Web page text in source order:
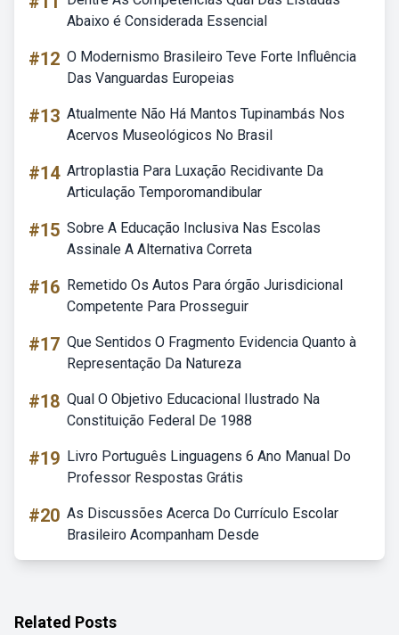
Abaixo é Considerada Essencial
#12 O Modernismo Brasileiro Teve Forte Influência
Das Vanguardas Europeias
#13 Atualmente Não Há Mantos Tupinambás Nos
Acervos Museológicos No Brasil
#14 Artroplastia Para Luxação Recidivante Da
Articulação Temporomandibular
#15 Sobre A Educação Inclusiva Nas Escolas
Assinale A Alternativa Correta
#16 Remetido Os Autos Para órgão Jurisdicional
Competente Para Prosseguir
#17 Que Sentidos O Fragmento Evidencia Quanto à
Representação Da Natureza
#18 Qual O Objetivo Educacional Ilustrado Na
Constituição Federal De 1988
#19 Livro Português Linguagens 6 Ano Manual Do
Professor Respostas Grátis
#20 As Discussões Acerca Do Currículo Escolar
Brasileiro Acompanham Desde
Related Posts